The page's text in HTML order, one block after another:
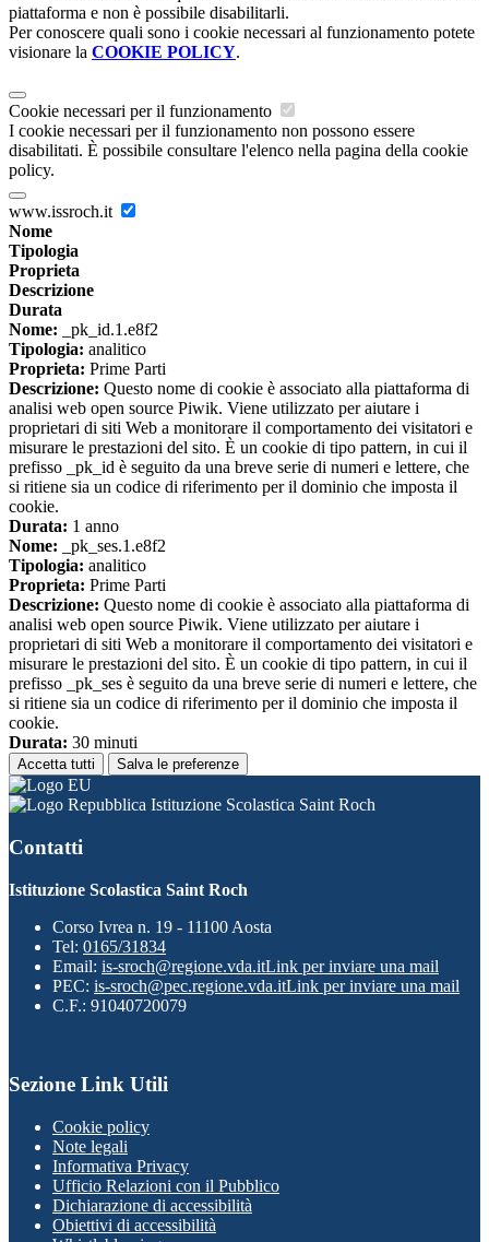
piattaforma e non è possibile disabilitarli.
Per conoscere quali sono i cookie necessari al funzionamento potete
visionare la COOKIE POLICY.
Cookie necessari per il funzionamento
I cookie necessari per il funzionamento non possono essere
disabilitati. È possibile consultare l'elenco nella pagina della cookie
policy.
www.issroch.it
Nome
Tipologia
Proprieta
Descrizione
Durata
Nome: _pk_id.1.e8f2
Tipologia: analitico
Proprieta: Prime Parti
Descrizione: Questo nome di cookie è associato alla piattaforma di
analisi web open source Piwik. Viene utilizzato per aiutare i
proprietari di siti Web a monitorare il comportamento dei visitatori e
misurare le prestazioni del sito. È un cookie di tipo pattern, in cui il
prefisso _pk_id è seguito da una breve serie di numeri e lettere, che
si ritiene sia un codice di riferimento per il dominio che imposta il
cookie.
Durata: 1 anno
Nome: _pk_ses.1.e8f2
Tipologia: analitico
Proprieta: Prime Parti
Descrizione: Questo nome di cookie è associato alla piattaforma di
analisi web open source Piwik. Viene utilizzato per aiutare i
proprietari di siti Web a monitorare il comportamento dei visitatori e
misurare le prestazioni del sito. È un cookie di tipo pattern, in cui il
prefisso _pk_ses è seguito da una breve serie di numeri e lettere, che
si ritiene sia un codice di riferimento per il dominio che imposta il
cookie.
Durata: 30 minuti
Accetta tutti Salva le preferenze
Istituzione Scolastica Saint Roch
Contatti
Istituzione Scolastica Saint Roch
Corso Ivrea n. 19 - 11100 Aosta
Tel: 0165/31834
Email: is-sroch@regione.vda.itLink per inviare una mail
PEC: is-sroch@pec.regione.vda.itLink per inviare una mail
C.F.: 91040720079
Sezione Link Utili
Cookie policy
Note legali
Informativa Privacy
Ufficio Relazioni con il Pubblico
Dichiarazione di accessibilità
Obiettivi di accessibilità